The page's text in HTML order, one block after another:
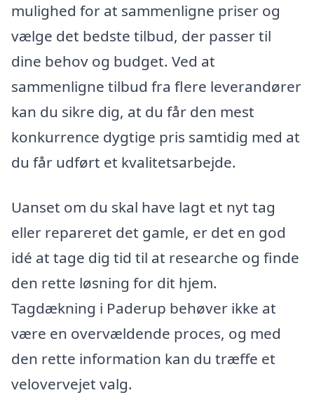
mulighed for at sammenligne priser og
vælge det bedste tilbud, der passer til
dine behov og budget. Ved at
sammenligne tilbud fra flere leverandører
kan du sikre dig, at du får den mest
konkurrence dygtige pris samtidig med at
du får udført et kvalitetsarbejde.
Uanset om du skal have lagt et nyt tag
eller repareret det gamle, er det en god
idé at tage dig tid til at researche og finde
den rette løsning for dit hjem.
Tagdækning i Paderup behøver ikke at
være en overvældende proces, og med
den rette information kan du træffe et
velovervejet valg.